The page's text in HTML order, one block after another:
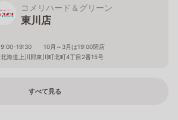
コメリハード＆グリーン
東川店
9:00-19:30 10月～3月は19:00閉店
北海道上川郡東川町北町4丁目2番15号
すべて見る